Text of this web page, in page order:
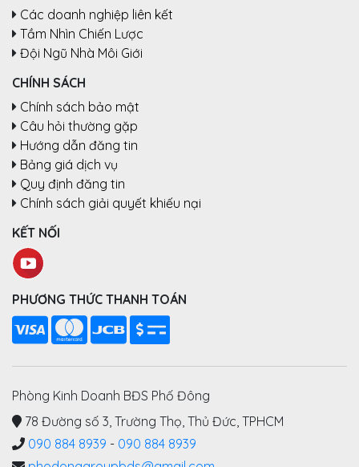
Các doanh nghiệp liên kết
Tầm Nhìn Chiến Lược
Đội Ngũ Nhà Môi Giới
CHÍNH SÁCH
Chính sách bảo mật
Câu hỏi thường gặp
Hướng dẫn đăng tin
Bảng giá dịch vụ
Quy định đăng tin
Chính sách giải quyết khiếu nại
KẾT NỐI
PHƯƠNG THỨC THANH TOÁN
Phòng Kinh Doanh BĐS Phố Đông
78 Đường số 3, Trường Thọ, Thủ Đức, TPHCM
090 884 8939 - 090 884 8939